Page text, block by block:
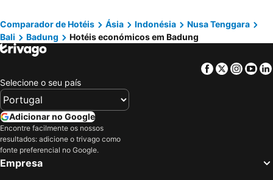
The Westin Resort & Spa Ubud, Bali
Ubad Retreat
Aloft by Marriott Bali Seminyak
Kadiga Villas Ubud by GenuineHost
Voco Bali Seminyak By Ihg
Ubud Village Hotel
Bhuwana Ubud Hotel
The Kemilau Ubud
Aqua Bali Villa
Premadhan Cottage Canggu
Eastin Ashta Resort Canggu
Aston Canggu Beach Resort
Comparador de Hotéis Ásia Indonésia
Nusa Tenggara
Bali
Badung Hotéis económicos em Badung
Facebook
Twitter
Selecione o seu país
Adicionar no Google
Encontre facilmente os nossos
resultados: adicione o trivago como
fonte preferencial no Google.
Empresa